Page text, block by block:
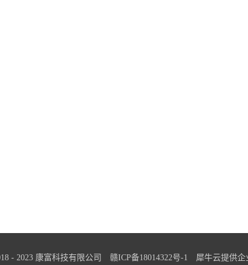
- 2023 康富科技有限公司 赣ICP备18014322号-1 犀牛云提供企